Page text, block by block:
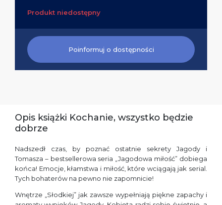
Produkt niedostępny
Poinformuj o dostępności
Opis książki Kochanie, wszystko będzie
dobrze
Nadszedł czas, by poznać ostatnie sekrety Jagody i
Tomasza – bestsellerowa seria „Jagodowa miłość” dobiega
końca! Emocje, kłamstwa i miłość, które wciągają jak serial.
Tych bohaterów na pewno nie zapomnicie!
Wnętrze „Słodkiej” jak zawsze wypełniają piękne zapachy i